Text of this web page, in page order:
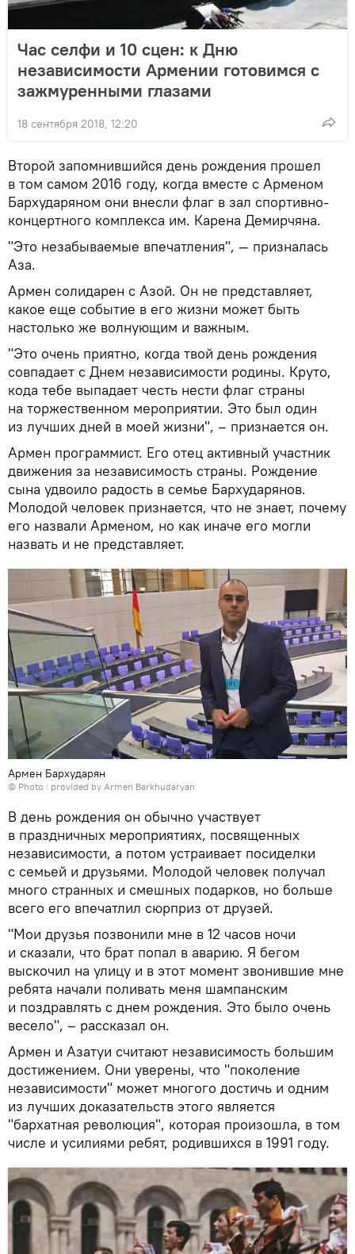
Час селфи и 10 сцен: к Дню
независимости Армении готовимся с
зажмуренными глазами
18 сентября 2018, 12:20
Второй запомнившийся день рождения прошел
в том самом 2016 году, когда вместе с Арменом
Бархударяном они внесли флаг в зал спортивно-
концертного комплекса им. Карена Демирчяна.
"Это незабываемые впечатления", — призналась
Аза.
Армен солидарен с Азой. Он не представляет,
какое еще событие в его жизни может быть
настолько же волнующим и важным.
"Это очень приятно, когда твой день рождения
совпадает с Днем независимости родины. Круто,
кода тебе выпадает честь нести флаг страны
на торжественном мероприятии. Это был один
из лучших дней в моей жизни", – признается он.
Армен программист. Его отец активный участник
движения за независимость страны. Рождение
сына удвоило радость в семье Бархударянов.
Молодой человек признается, что не знает, почему
его назвали Арменом, но как иначе его могли
назвать и не представляет.
Армен Бархударян
© Photo : provided by Armen Barkhudaryan
В день рождения он обычно участвует
в праздничных мероприятиях, посвященных
независимости, а потом устраивает посиделки
с семьей и друзьями. Молодой человек получал
много странных и смешных подарков, но больше
всего его впечатлил сюрприз от друзей.
"Мои друзья позвонили мне в 12 часов ночи
и сказали, что брат попал в аварию. Я бегом
выскочил на улицу и в этот момент звонившие мне
ребята начали поливать меня шампанским
и поздравлять с днем рождения. Это было очень
весело", – рассказал он.
Армен и Азатуи считают независимость большим
достижением. Они уверены, что "поколение
независимости" может многого достичь и одним
из лучших доказательств этого является
"бархатная революция", которая произошла, в том
числе и усилиями ребят, родившихся в 1991 году.